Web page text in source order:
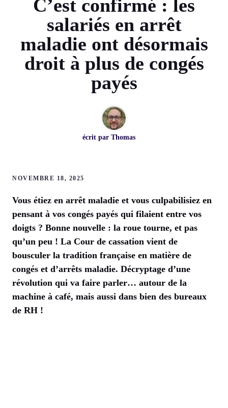
C’est confirmé : les
salariés en arrêt
maladie ont désormais
droit à plus de congés
payés
écrit par Thomas
NOVEMBRE 18, 2025
Vous étiez en arrêt maladie et vous culpabilisiez en
pensant à vos congés payés qui filaient entre vos
doigts ? Bonne nouvelle : la roue tourne, et pas
qu’un peu ! La Cour de cassation vient de
bousculer la tradition française en matière de
congés et d’arrêts maladie. Décryptage d’une
révolution qui va faire parler… autour de la
machine à café, mais aussi dans bien des bureaux
de RH !